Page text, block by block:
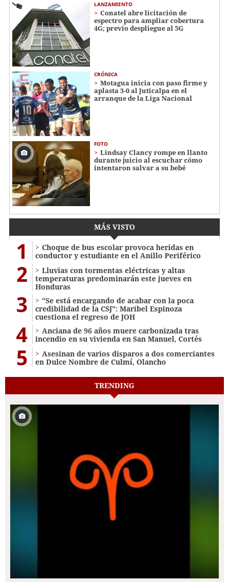
LANZAMIENTO
Conatel abre licitación de
espectro para ampliar cobertura
4G; previo despliegue al 5G
CRÓNICA
Motagua inicia con paso firme y
aplasta 3-0 al Juticalpa en el
arranque de la Liga Nacional
FOTO
Lindsay Clancy rompe en llanto
durante juicio al escuchar cómo
intentaron salvar a su bebé
MÁS VISTO
1
Choque de bus escolar provoca heridas en
conductor y estudiante en el Anillo Periférico
2
Lluvias con tormentas eléctricas y altas
temperaturas predominarán este jueves en
Honduras
3
"Se está encargando de acabar con la poca
credibilidad de la CSJ": Maribel Espinoza
cuestiona el regreso de JOH
4
Anciana de 96 años muere carbonizada tras
incendio en su vivienda en San Manuel, Cortés
5
Asesinan de varios disparos a dos comerciantes
en Dulce Nombre de Culmí, Olancho
TRENDING